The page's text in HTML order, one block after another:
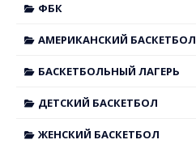
ФБК
АМЕРИКАНСКИЙ БАСКЕТБОЛ
БАСКЕТБОЛЬНЫЙ ЛАГЕРЬ
ДЕТСКИЙ БАСКЕТБОЛ
ЖЕНСКИЙ БАСКЕТБОЛ